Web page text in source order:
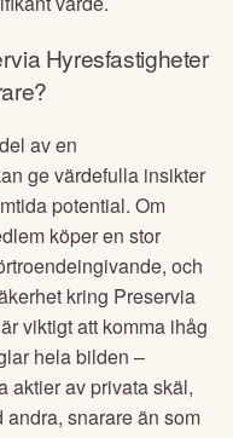
Hyresfastigheter
av en
ge värdefulla insikter
potential. Om
köper en stor
och
kring Preservia
viktigt att komma ihåg
hela bilden –
aktier av privata skäl,
snarare än som